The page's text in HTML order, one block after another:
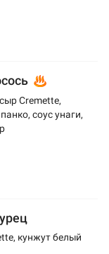
Cremette,
соус унаги,
кунжут белый